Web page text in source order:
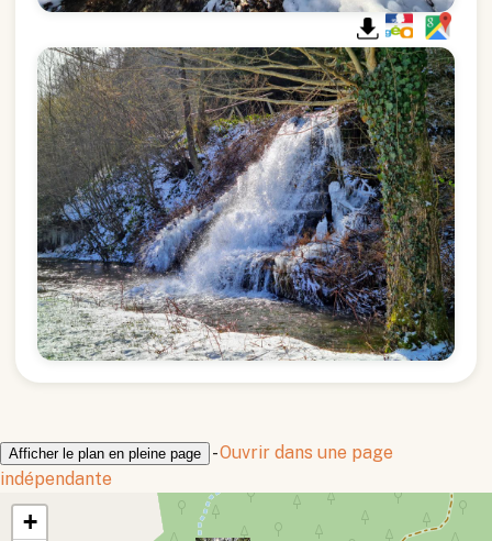
Afficher le plan en pleine page -Ouvrir dans une page
indépendante